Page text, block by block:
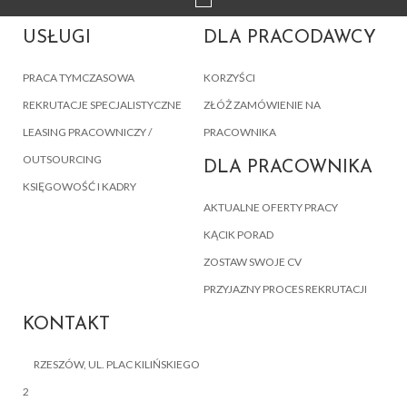
USŁUGI
PRACA TYMCZASOWA
REKRUTACJE SPECJALISTYCZNE
LEASING PRACOWNICZY /
OUTSOURCING
KSIĘGOWOŚĆ I KADRY
DLA PRACODAWCY
KORZYŚCI
ZŁÓŻ ZAMÓWIENIE NA
PRACOWNIKA
DLA PRACOWNIKA
AKTUALNE OFERTY PRACY
KĄCIK PORAD
ZOSTAW SWOJE CV
PRZYJAZNY PROCES REKRUTACJI
KONTAKT
RZESZÓW, UL. PLAC KILIŃSKIEGO
2